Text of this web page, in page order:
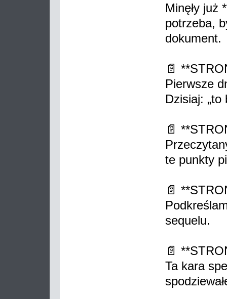
Minęły już
potrzeba,
dokument.
📄
Pierwsze
Dzisiaj: „to
📄
te punkty
📄
sequelu.
📄
Ta kara